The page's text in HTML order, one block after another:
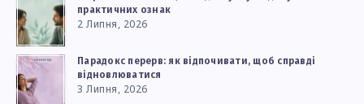
практичних ознак
2 Липня, 2026
Парадокс перерв: як відпочивати, щоб справді
відновлюватися
3 Липня, 2026